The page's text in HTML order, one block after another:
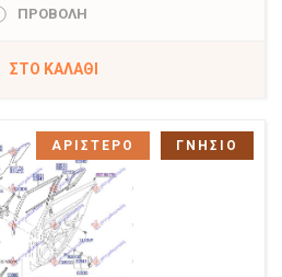
ΠΡΟΒΟΛΗ
ΣΤΟ ΚΑΛΆΘΙ
ΑΡΙΣΤΕΡΟ ΓΝΗΣΙΟ